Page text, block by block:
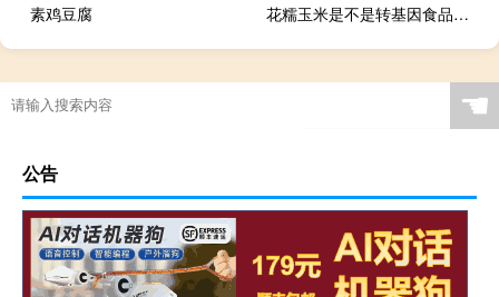
素鸡豆腐
花糯玉米是不是转基因食品（花糯玉米是不是转基因玉米）
☚
公告